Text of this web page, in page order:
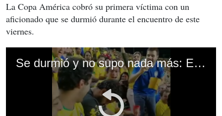
La Copa América cobró su primera víctima con un
aficionado que se durmió durante el encuentro de este
viernes.
Se durmió y no supo nada más: El Brasil vs Bolivia y la víctima en las graderías